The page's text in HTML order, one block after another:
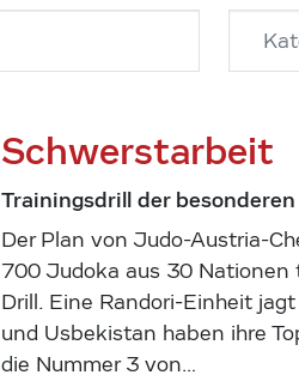
Schwerstarbeit
Trainingsdrill der
Der Plan von Judo-Austria-
700 Judoka aus 30 Nationen
Drill. Eine Randori-Einheit
und Usbekistan haben ihre
die Nummer 3 von…